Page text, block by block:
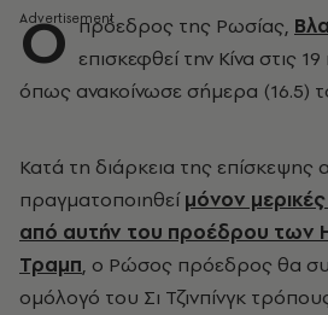
Ο πρόεδρος της Ρωσίας,
επισκεφθεί την Κίνα στις
όπως ανακοίνωσε σήμερα (16.5)
Κατά τη διάρκεια της επίσκεψης
πραγματοποιηθείμόνον
από αυτήν του προέδρου των
Τραμπ, ο Ρώσος πρόεδρος θα
ομόλογό του Σι Τζινπίνγκ